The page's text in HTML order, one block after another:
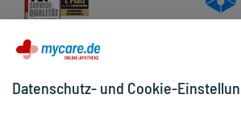
Datenschutz- und Cookie-